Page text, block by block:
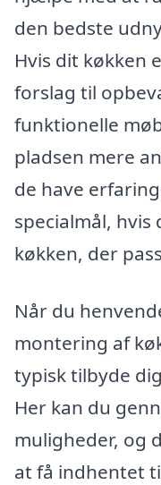
den bedste
Hvis dit køkken
forslag til
funktionelle
pladsen mere
de have
specialmål,
køkken, der
Når du
montering af
typisk tilbyde
Her kan du
muligheder, og
at få indhentet